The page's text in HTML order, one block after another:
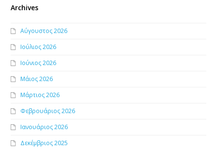
Archives
Αύγουστος 2026
Ιούλιος 2026
Ιούνιος 2026
Μάιος 2026
Μάρτιος 2026
Φεβρουάριος 2026
Ιανουάριος 2026
Δεκέμβριος 2025